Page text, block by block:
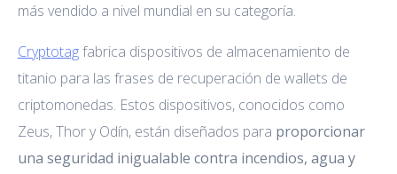
más vendido a nivel mundial en su categoría.
Cryptotagfabrica dispositivos de almacenamiento de
titanio para las frases de recuperación de wallets de
criptomonedas. Estos dispositivos, conocidos como
Zeus, Thor y Odín, están diseñados para proporcionar
una seguridad inigualable contra incendios, agua y